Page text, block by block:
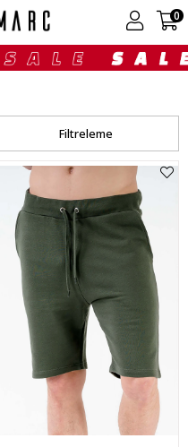
0
Filtreleme